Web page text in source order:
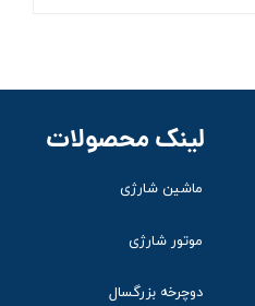
ماشین شارژی
موتور شارژی
دوچرخه بزرگسال
لینک محصولات